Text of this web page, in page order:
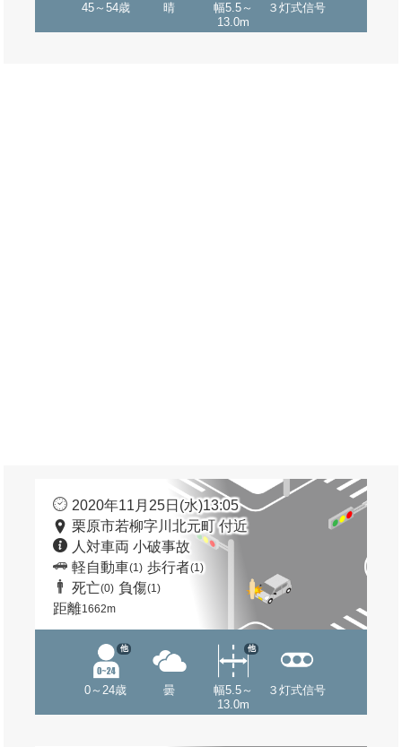
45～54歳 晴
幅5.5～
13.0m
３灯式信号
2020年11月25日(水)13:05
栗原市若柳字川北元町 付近
人対車両 小破事故
軽自動車(1) 歩行者(1)
死亡(0) 負傷(1)
距離1662m
0～24歳
他
曇
幅5.5～
13.0m
他
３灯式信号